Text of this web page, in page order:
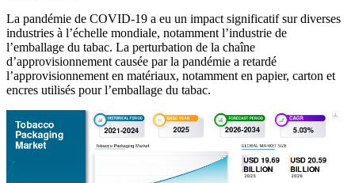
La pandémie de COVID-19 a eu un impact significatif sur diverses
industries à l’échelle mondiale, notamment l’industrie de
l’emballage du tabac. La perturbation de la chaîne
d’approvisionnement causée par la pandémie a retardé
l’approvisionnement en matériaux, notamment en papier, carton et
encres utilisés pour l’emballage du tabac.